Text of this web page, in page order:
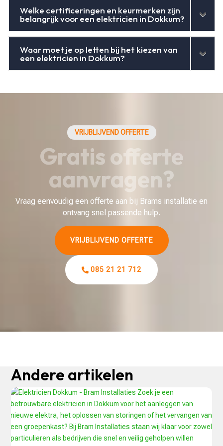
Welke certificeringen en keurmerken zijn
belangrijk voor een elektricien in Dokkum?
Waar moet je op letten bij het kiezen van
een elektricien in Dokkum?
VRIJBLIJVEND OFFERTE
Gratis offerte
aanvragen?
Vraag eenvoudig een offerte aan bij Brams installatie en
ontvang snel passende hulp.
VRIJBLIJVEND OFFERTE
085 21 21 712
Andere artikelen